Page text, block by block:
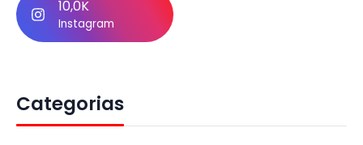
10,0K
Instagram
Categorias